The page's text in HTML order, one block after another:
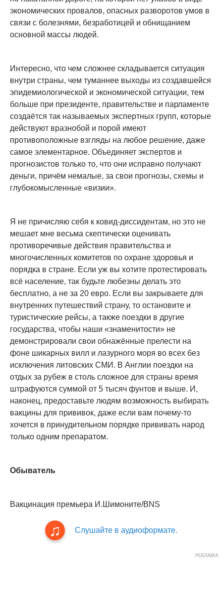
экономических провалов, опасных разворотов умов в
связи с болезнями, безработицей и обнищанием
основной массы людей.
Интересно, что чем сложнее складывается ситуация
внутри страны, чем туманнее выходы из создавшейся
эпидемиологической и экономической ситуации, тем
больше при президенте, правительстве и парламенте
создаётся так называемых экспертных групп, которые
действуют вразнобой и порой имеют
противоположные взгляды на любое решение, даже
самое элементарное. Объединяет экспертов и
прогнозистов только то, что они исправно получают
деньги, причём немалые, за свои прогнозы, схемы и
глубокомысленные «визии».
Я не причисляю себя к ковид-диссидентам, но это не
мешает мне весьма скептически оценивать
противоречивые действия правительства и
многочисленных комитетов по охране здоровья и
порядка в стране. Если уж вы хотите протестировать
всё население, так будьте любезны делать это
бесплатно, а не за 20 евро. Если вы закрываете для
внутренних путешествий страну, то остановите и
туристические рейсы, а также поездки в другие
государства, чтобы наши «знаменитости» не
демонстрировали свои обнажённые прелести на
фоне шикарных вилл и лазурного моря во всех без
исключения литовских СМИ. В Англии поездки на
отдых за рубеж в столь сложное для страны время
штрафуются суммой от 5 тысяч фунтов и выше. И,
наконец, предоставьте людям возможность выбирать
вакцины для прививок, даже если вам почему-то
хочется в принудительном порядке прививать народ
только одним препаратом.
Обыватель
Вакцинация премьера И.Шимоните/BNS
Слушайте в аудиоформате.